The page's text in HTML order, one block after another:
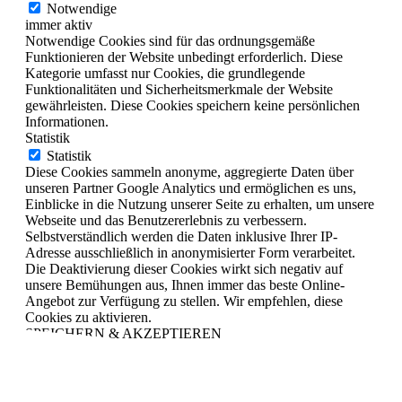
Notwendige
immer aktiv
Notwendige Cookies sind für das ordnungsgemäße
Funktionieren der Website unbedingt erforderlich. Diese
Kategorie umfasst nur Cookies, die grundlegende
Funktionalitäten und Sicherheitsmerkmale der Website
gewährleisten. Diese Cookies speichern keine persönlichen
Informationen.
Statistik
Statistik
Diese Cookies sammeln anonyme, aggregierte Daten über
unseren Partner Google Analytics und ermöglichen es uns,
Einblicke in die Nutzung unserer Seite zu erhalten, um unsere
Webseite und das Benutzererlebnis zu verbessern.
Selbstverständlich werden die Daten inklusive Ihrer IP-
Adresse ausschließlich in anonymisierter Form verarbeitet.
Die Deaktivierung dieser Cookies wirkt sich negativ auf
unsere Bemühungen aus, Ihnen immer das beste Online-
Angebot zur Verfügung zu stellen. Wir empfehlen, diese
Cookies zu aktivieren.
SPEICHERN & AKZEPTIEREN